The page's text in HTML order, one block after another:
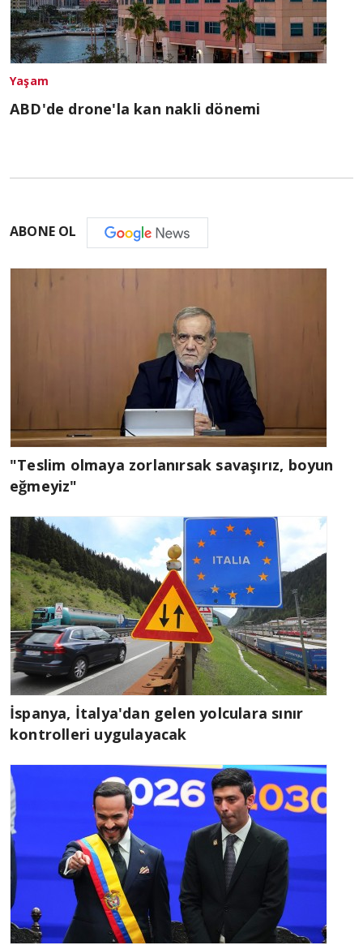
Yaşam
ABD'de drone'la kan nakli dönemi
ABONE OL
"Teslim olmaya zorlanırsak savaşırız, boyun
eğmeyiz"
İspanya, İtalya'dan gelen yolculara sınır
kontrolleri uygulayacak